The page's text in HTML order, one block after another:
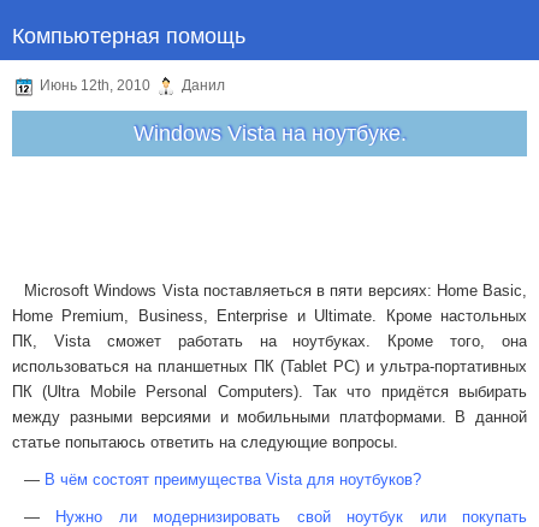
Компьютерная помощь
Июнь 12th, 2010 Данил
Windows Vista на ноутбуке.
Microsoft Windows Vista поставляеться в пяти версиях: Home Basic,
Home Premium, Business, Enterprise и Ultimate.
Кроме настольных
ПК, Vista сможет работать на ноутбуках. Кроме того, она
использоваться на планшетных ПК (Tablet PC) и ультра-портативных
ПК (Ultra Mobile Personal Computers). Так что придётся выбирать
между разными версиями и мобильными платформами. В данной
статье попытаюсь ответить на следующие вопросы.
— В чём состоят преимущества Vista для ноутбуков?
—
Нужно ли модернизировать свой ноутбук или покупать